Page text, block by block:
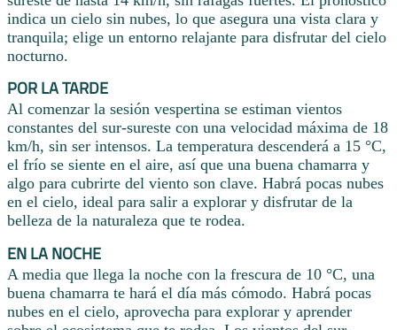
indica un cielo sin nubes, lo que asegura una vista clara y
tranquila; elige un entorno relajante para disfrutar del cielo
nocturno.
POR LA TARDE
Al comenzar la sesión vespertina se estiman vientos
constantes del sur-sureste con una velocidad máxima de 18
km/h, sin ser intensos. La temperatura descenderá a 15 °C,
el frío se siente en el aire, así que una buena chamarra y
algo para cubrirte del viento son clave. Habrá pocas nubes
en el cielo, ideal para salir a explorar y disfrutar de la
belleza de la naturaleza que te rodea.
EN LA NOCHE
A media que llega la noche con la frescura de 10 °C, una
buena chamarra te hará el día más cómodo. Habrá pocas
nubes en el cielo, aprovecha para explorar y aprender